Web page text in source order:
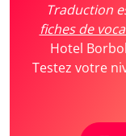
Traduction
fiches de
Hotel
Testez votre